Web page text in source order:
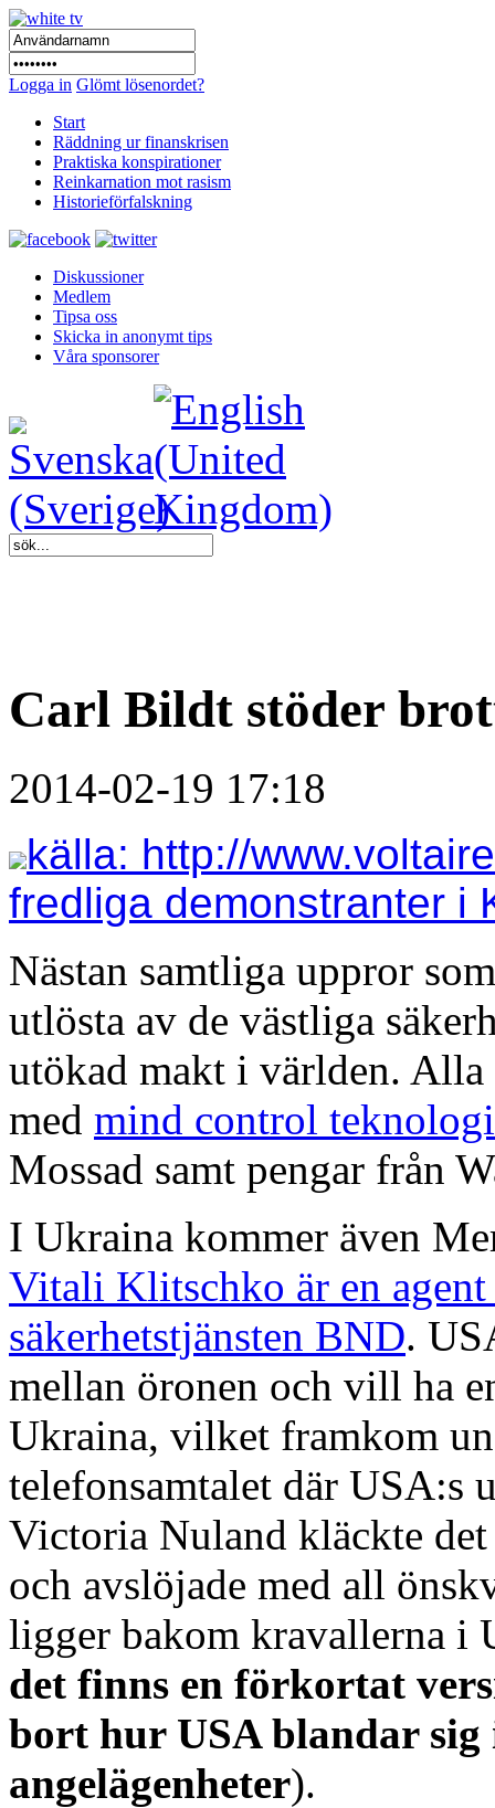
Logga in Glömt lösenordet?
Start
Räddning ur finanskrisen
Praktiska konspirationer
Reinkarnation mot rasism
Historieförfalskning
Diskussioner
Medlem
Tipsa oss
Skicka in anonymt tips
Våra sponsorer
Carl Bildt stöder
2014-02-19 17:18
källa: http://
fredliga demonstranter i
Nästan samtliga uppror
utlösta av de västliga
utökad makt i världen.
med mind control teknologi
Mossad samt pengar från
I Ukraina kommer även
Vitali Klitschko är en
säkerhetstjänsten BND.
mellan öronen och vill ha
Ukraina, vilket framkom
telefonsamtalet där USA:s
Victoria Nuland kläckte
och avslöjade med all
ligger bakom kravallerna i
det finns en förkortat
bort hur USA blandar
angelägenheter).